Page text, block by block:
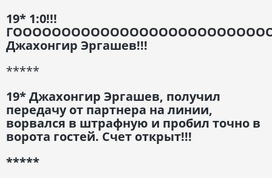
19* 1:0!!!
Джахонгир Эргашев!!!
*****
19* Джахонгир Эргашев, получил
передачу от партнера на линии,
ворвался в штрафную и пробил точно в
ворота гостей. Счет открыт!!!
*****